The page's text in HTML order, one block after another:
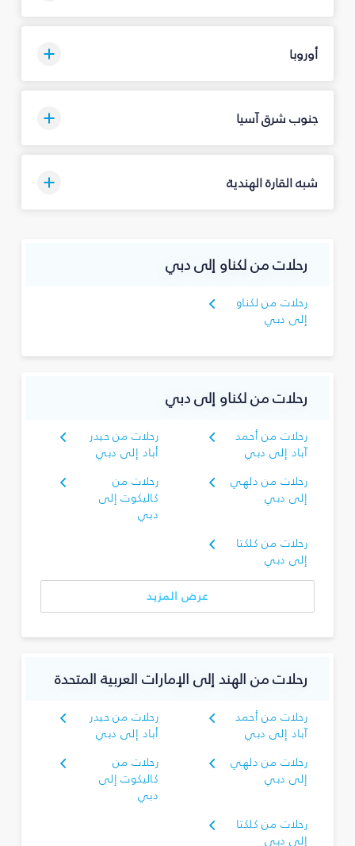
أوروبا
جنوب شرق آسيا
شبه القارة الهندية
رحلات من لكناو إلى دبي
رحلات من لكناو
إلى دبي
رحلات من لكناو إلى دبي
رحلات من أحمد
آباد إلى دبي
رحلات من حيدر
أباد إلى دبي
رحلات من دلهي
إلى دبي
رحلات من
كاليكوت إلى
دبي
رحلات من كلكتا
إلى دبي
عرض المزيد
رحلات من الهند إلى الإمارات العربية المتحدة
رحلات من أحمد
آباد إلى دبي
رحلات من حيدر
أباد إلى دبي
رحلات من دلهي
إلى دبي
رحلات من
كاليكوت إلى
دبي
رحلات من كلكتا
إلى دبي